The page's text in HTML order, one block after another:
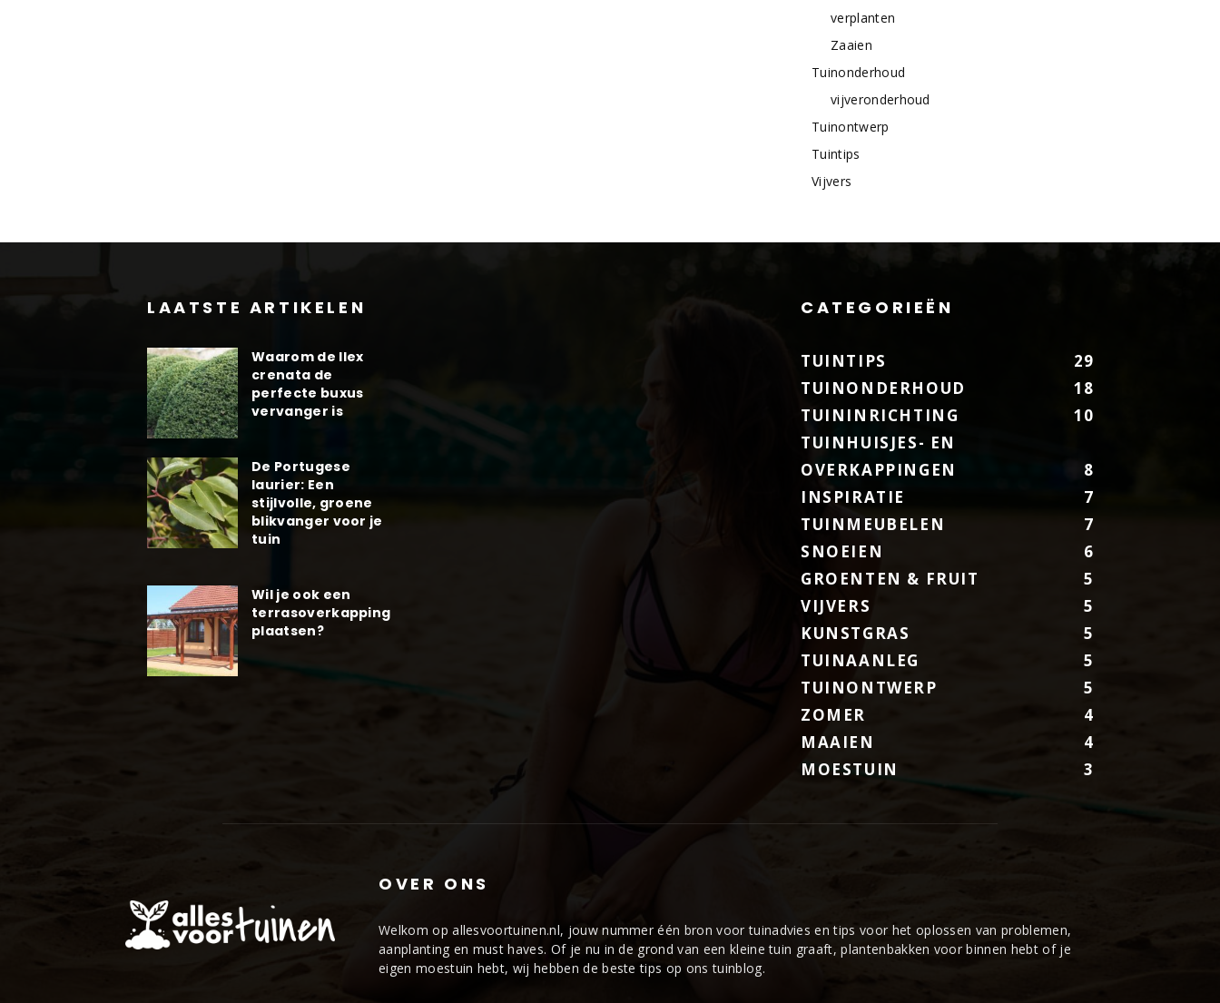
verplanten
Zaaien
Tuinonderhoud
vijveronderhoud
Tuinontwerp
Tuintips
Vijvers
LAATSTE ARTIKELEN
Waarom de Ilex
crenata de
perfecte buxus
vervanger is
De Portugese
laurier: Een
stijlvolle, groene
blikvanger voor je
tuin
Wil je ook een
terrasoverkapping
plaatsen?
CATEGORIEËN
TUINTIPS
29
TUINONDERHOUD
18
TUININRICHTING
10
TUINHUISJES- EN
OVERKAPPINGEN
8
INSPIRATIE
7
TUINMEUBELEN
7
SNOEIEN
6
GROENTEN & FRUIT
5
VIJVERS
5
KUNSTGRAS
5
TUINAANLEG
5
TUINONTWERP
5
ZOMER
4
MAAIEN
4
MOESTUIN
3
OVER ONS
Welkom op allesvoortuinen.nl, jouw nummer één bron voor tuinadvies en tips voor het oplossen van problemen,
aanplanting en must haves. Of je nu in de grond van een kleine tuin graaft, plantenbakken voor binnen hebt of je
eigen moestuin hebt, wij hebben de beste tips op ons tuinblog.